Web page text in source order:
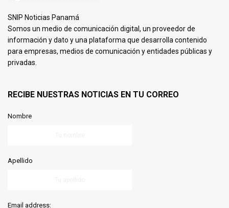
SNIP Noticias Panamá
Somos un medio de comunicación digital, un proveedor de
información y dato y una plataforma que desarrolla contenido
para empresas, medios de comunicación y entidades públicas y
privadas.
RECIBE NUESTRAS NOTICIAS EN TU CORREO
Nombre
Apellido
Email address: